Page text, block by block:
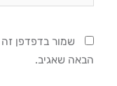
שמור בדפדפן
הבאה שאגיב.